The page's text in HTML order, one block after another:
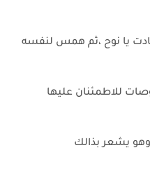
يا نوح ،ثم همس لنفسه
للاطمئنان عليها
يشعر بذالك